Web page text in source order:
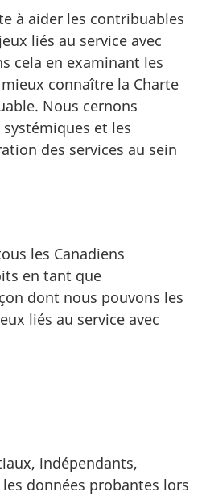
à aider les contribuables
liés au service avec
cela en examinant les
connaître la Charte
Nous cernons
et les
des services au sein
les Canadiens
en tant que
dont nous pouvons les
liés au service avec
indépendants,
données probantes lors